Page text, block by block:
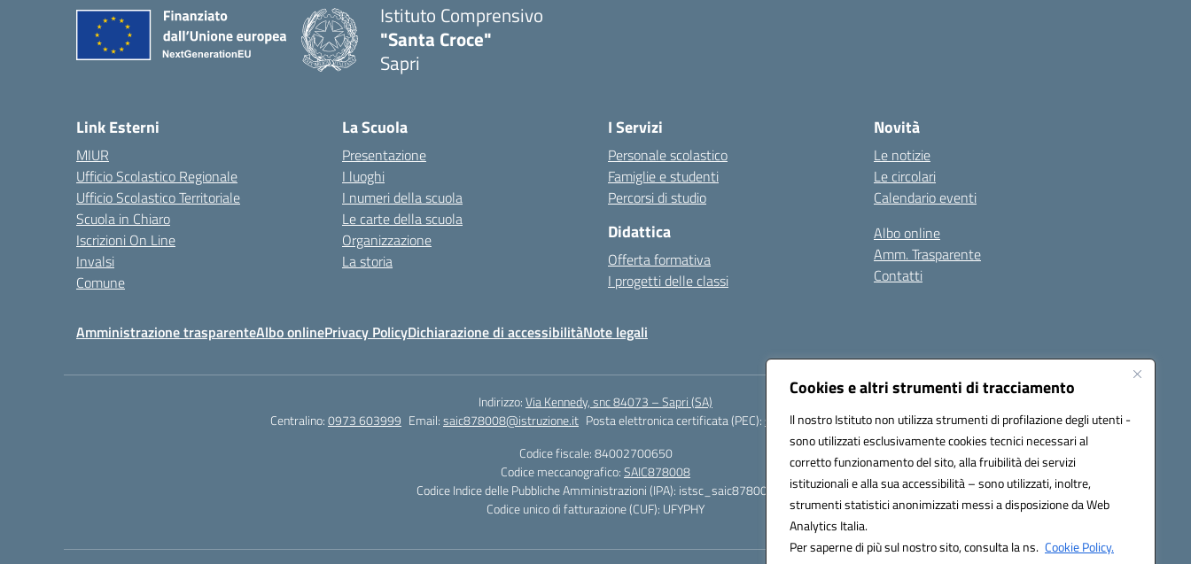
Cookies e altri strumenti di tracciamento
Il nostro Istituto non utilizza strumenti di profilazione degli utenti -
sono utilizzati esclusivamente cookies tecnici necessari al
corretto funzionamento del sito, alla fruibilità dei servizi
istituzionali e alla sua accessibilità – sono utilizzati, inoltre,
strumenti statistici anonimizzati messi a disposizione da Web
Analytics Italia.
Per saperne di più sul nostro sito, consulta la ns. Cookie Policy.
Istituto Comprensivo
"Santa Croce"
Sapri
Link Esterni
MIUR
Ufficio Scolastico Regionale
Ufficio Scolastico Territoriale
Scuola in Chiaro
Iscrizioni On Line
Invalsi
Comune
La Scuola
Presentazione
I luoghi
I numeri della scuola
Le carte della scuola
Organizzazione
La storia
I Servizi
Personale scolastico
Famiglie e studenti
Percorsi di studio
Didattica
Offerta formativa
I progetti delle classi
Novità
Le notizie
Le circolari
Calendario eventi
Albo online
Amm. Trasparente
Contatti
Amministrazione trasparenteAlbo onlinePrivacy PolicyDichiarazione di accessibilitàNote legali
Indirizzo:Via Kennedy, snc 84073 – Sapri (SA)
Centralino:0973 603999 Email:saic878008@istruzione.it Posta elettronica certificata (PEC):saic878008@pec.istruzione.it
Codice fiscale: 84002700650
Codice meccanografico:SAIC878008
Codice Indice delle Pubbliche Amministrazioni (IPA): istsc_saic878008
Codice unico di fatturazione (CUF): UFYPHY